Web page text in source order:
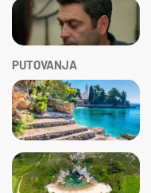
PUTOVANJA